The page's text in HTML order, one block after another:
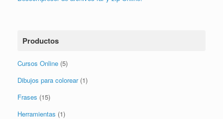
Productos
Cursos Online (5)
Dibujos para colorear (1)
Frases (15)
Herramientas (1)